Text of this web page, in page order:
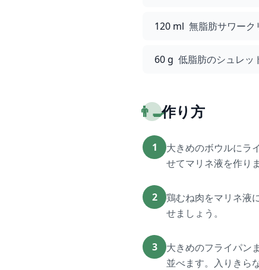
120 ml 無脂肪サワーク
60 g 低脂肪のシュレッ
👨‍🍳作り方
1
大きめのボウルにラ
せてマリネ液を作りま
2
鶏むね肉をマリネ液
せましょう。
3
大きめのフライパン
並べます。入りきら